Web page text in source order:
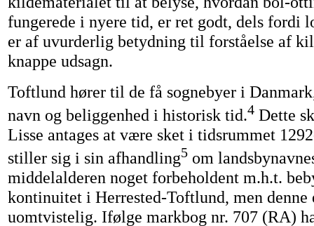
fungerede i nyere tid, er ret godt, dels fordi
er af uvurderlig betydning til forståelse af
knappe udsagn.
Toftlund hører til de få sognebyer i
navn og beliggenhed i historisk tid.4 Dette
Lisse antages at være sket i tidsrummet
stiller sig i sin afhandling5 om
middelalderen noget forbeholdent m.h.t.
kontinuitet i Herrested-Toftlund, men denne
uomtvistelig. Ifølge markbog nr. 707 (RA)